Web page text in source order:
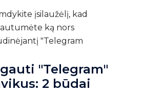
"Telegram"
2 būdai